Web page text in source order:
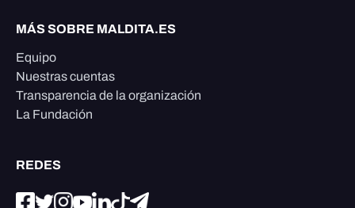
MÁS SOBRE MALDITA.ES
Equipo
Nuestras cuentas
Transparencia de la organización
La Fundación
REDES